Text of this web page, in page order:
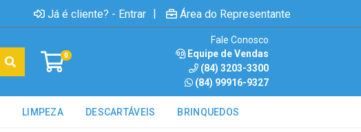
Já é cliente? - Entrar | Área do Representante
0
Fale Conosco
Equipe de Vendas
(84) 3203-3300
(84) 99916-9327
LIMPEZA DESCARTÁVEIS BRINQUEDOS